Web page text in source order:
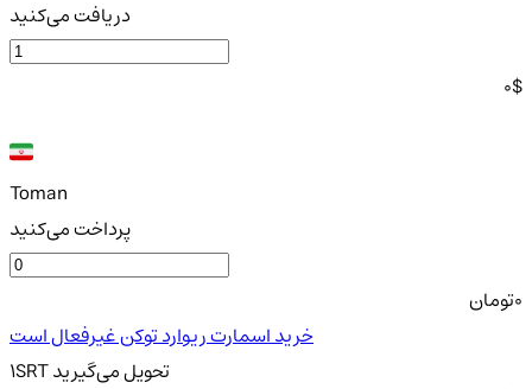
دریافت می‌کنید
0$
Toman
پرداخت می‌کنید
تومان
خرید اسمارت ریوارد توکن غیرفعال است
1SRT تحویلمی‌گیرید